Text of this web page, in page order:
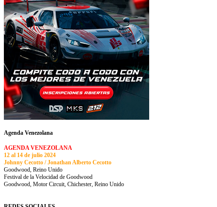
Agenda Venezolana
AGENDA VENEZOLANA
12 al 14 de julio 2024
Johnny Cecotto / Jonathan Alberto Cecotto
Goodwood, Reino Unido
Festival de la Velocidad de Goodwood
Goodwood, Motor Circuit, Chichester, Reino Unido